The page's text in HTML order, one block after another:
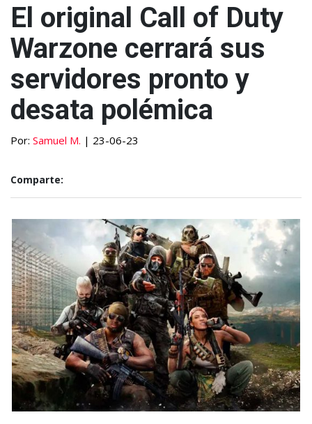
El original Call of Duty
Warzone cerrará sus
servidores pronto y
desata polémica
Por: Samuel M. | 23-06-23
Comparte: